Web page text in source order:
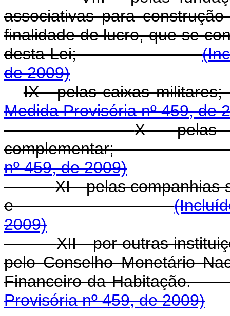
associativas para
finalidade de lucro, que se
desta Lei;
de 2009)
IX - pelas
Medida Provisória nº 459, de
X - pelas
nº 459, de 2009)
XI - pelas companhias
e
2009)
XII - por outras
pelo Conselho Monetário
Financeiro da
Provisória nº 459, de 2009)